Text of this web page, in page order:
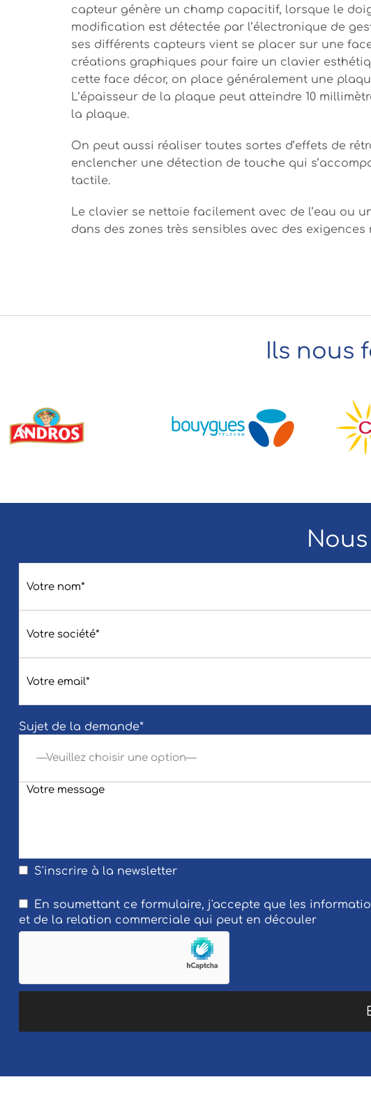
capteur génère un champ capacitif, lorsque le
modification est détectée par l’électronique de
ses différents capteurs vient se placer sur une
créations graphiques pour faire un clavier
cette face décor, on place généralement une
L’épaisseur de la plaque peut atteindre 10
la plaque.
On peut aussi réaliser toutes sortes d’effets de
enclencher une détection de touche qui
tactile.
Le clavier se nettoie facilement avec de l’eau ou
dans des zones très sensibles avec des
Ils nous
Sujet de la demande*
S'inscrire à la newsletter
En soumettant ce formulaire, j'accepte que les
et de la relation commerciale qui peut en découler